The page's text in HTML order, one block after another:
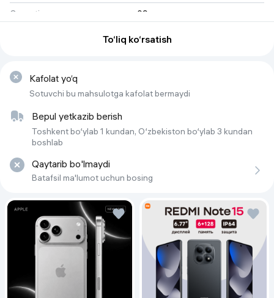
Quvvati
09
Функция самодиагностики
нет
Дополнительные режимы
работы
Dvigatel turi
Havo oqimi yo'nalishini
boshqarish (yuqoriga va pastga)
avtomatik (yuqoriga va pastga)
Дополнительный
электрический нагреватель
Дополнительный
электрический нагреватель
нет
Основные режими работы
охлаждение, обогрев,
вентиляция, осушение, авто
Wi-Fi moduli
To‘liq ko‘rsatish
Kafolat yo‘q
Sotuvchi bu mahsulotga kafolat bermaydi
Bepul yetkazib berish
Toshkent bo‘ylab 1 kundan, O‘zbekiston bo‘ylab 3 kundan
boshlab
Qaytarib bo'lmaydi
Batafsil ma'lumot uchun bosing